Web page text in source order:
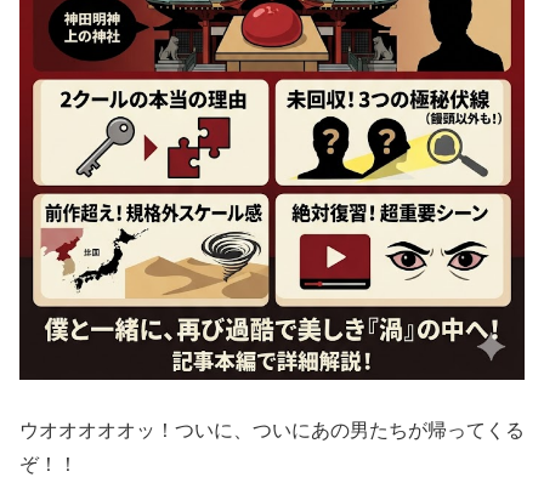
ウオオオオオッ！ついに、ついにあの男たちが帰ってくる
ぞ！！